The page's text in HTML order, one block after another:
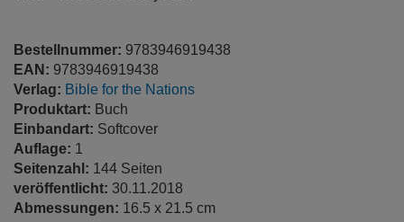
Bestellnummer: 9783946919438
EAN: 9783946919438
Verlag: Bible for the Nations
Produktart: Buch
Einbandart: Softcover
Auflage: 1
Seitenzahl: 144 Seiten
veröffentlicht: 30.11.2018
Abmessungen: 16.5 x 21.5 cm